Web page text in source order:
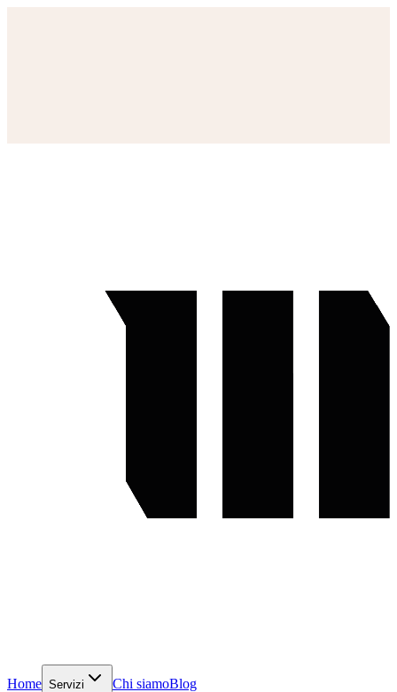
Home Servizi Chi siamoBlog